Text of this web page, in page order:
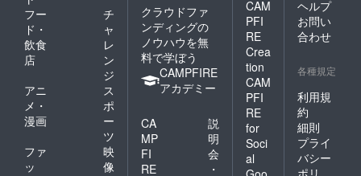
お写真
はデー
タでの
お渡し
ます ＊
等、詳
細につ
きまし
てはご
支援い
ただき
フー
ド・
飲食
店
チ
ャ
レ
ン
ジ
アニ
メ・
漫画
ス
ポ
ー
ツ
ファ
ッ
映
像
クラウドファ
ンディングの
ノウハウを無
料で学ぼう
CAMPFIRE
アカデミー
CA
MP
FI
RE
説
明
会
・
CAM
PFI
RE
Crea
tion
CAM
PFI
RE
for
Soci
al
ヘルプ
お問い
合わせ
各種規定
利用規
約
細則
プライ
バシー
ポリ